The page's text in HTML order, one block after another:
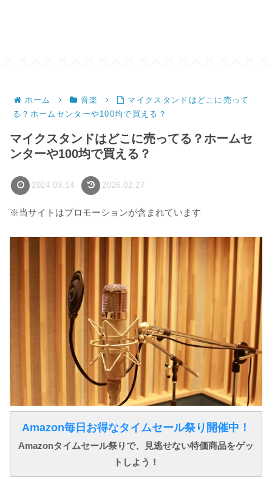
ホーム 音楽
マイクスタンドはどこに売って
る？ホームセンターや100均で買える？
マイクスタンドはどこに売ってる？ホームセ
ンターや100均で買える？
2024.03.14 2026.02.27
※当サイトはプロモーションが含まれています
Amazon毎日お得なタイムセール祭り開催中！
Amazonタイムセール祭りで、見逃せない特価商品をゲッ
トしよう！